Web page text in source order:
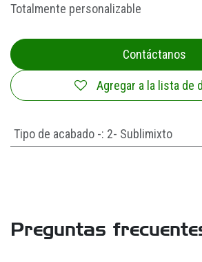
Totalmente personalizable
Contáctanos
Agregar a la lista de
Tipo de acabado -: 2- Sublimixto
Preguntas